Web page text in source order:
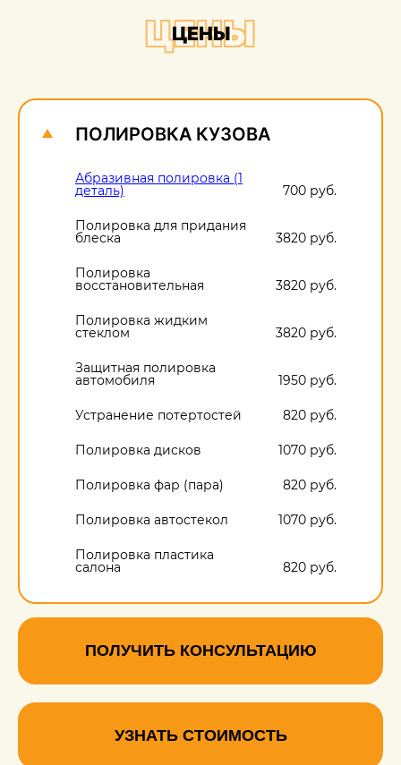
ЦЕНЫ
ЦЕНЫ
ПОЛИРОВКА КУЗОВА
Абразивная полировка (1
деталь) 700 руб.
Полировка для придания
блеска 3820 руб.
Полировка
восстановительная 3820 руб.
Полировка жидким
стеклом 3820 руб.
Защитная полировка
автомобиля 1950 руб.
Устранение потертостей 820 руб.
Полировка дисков 1070 руб.
Полировка фар (пара) 820 руб.
Полировка автостекол 1070 руб.
Полировка пластика
салона 820 руб.
Полировка кузова под
ключ 6320 руб.
ПОЛУЧИТЬ КОНСУЛЬТАЦИЮ
УЗНАТЬ СТОИМОСТЬ